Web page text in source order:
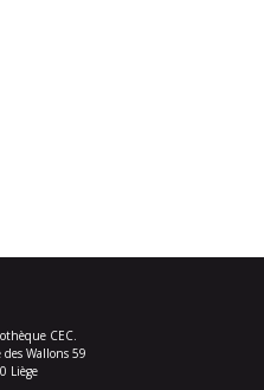
CEC.
des Wallons 59
Liège